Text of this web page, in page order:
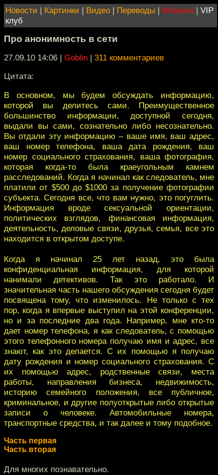
Новости | Картинки | Видео | Переводы | Магазин | VIP
клуб
Про анонимность в сети
27.09.10 14:06 | Goblin | 311 комментариев
Цитата:
В основном, мы будем обсуждать информацию,
которой вы делитесь сами. Преимущественное
большинство информации, доступной сегодня,
выдали вы сами, сознательно либо несознательно.
Вы отдали эту информацию – ваше имя, ваш адрес,
ваш номер телефона, ваша дата рождения, ваш
номер социального страхования, ваша фотография,
которая когда-то была краеугольным камнем
расследований. Когда я начинал как следователь, мне
платили от $500 до $1000 за получение фотографии
субъекта. Сегодня все, что вам нужно, это погуглить.
Информация вроде сексуальной ориентации,
политических взглядов, финансовая информация,
деятельность, деловые связи, друзья, семья, все это
находится в открытом доступе.
Когда я начинал 25 лет назад, это была
конфиденциальная информация, для которой
нанимали детективов. Так это работало. И
значительная часть нашего обсуждения сегодня будет
посвящена тому, что изменилось. Не только с тех
пор, когда я впервые выступил на этой конференции,
но и за последние два года. Например, мне кто-то
дает номер телефона, я как следователь, с помощью
этого телефонного номера получаю имя и адрес, все
знают, как это делается. С их помощью я получаю
дату рождения и номер социального страхования. С
их помощью адрес, родственные связи, места
работы, направления бизнеса, недвижимость,
историю семейного положения, все публичное,
криминальное, и другие полуоткрытые либо открытые
записи о человеке. Автомобильные номера,
транспортные средства, и так далее и тому подобное.
Часть первая
Часть вторая
Для многих познавательно.